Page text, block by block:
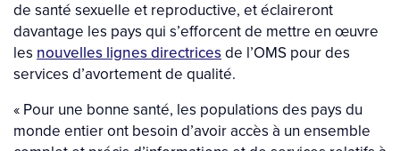
de santé sexuelle et reproductive, et éclaireront
davantage les pays qui s’efforcent de mettre en œuvre
les nouvelles lignes directricesde l’OMS pour des
services d’avortement de qualité.
« Pour une bonne santé, les populations des pays du
monde entier ont besoin d’avoir accès à un ensemble